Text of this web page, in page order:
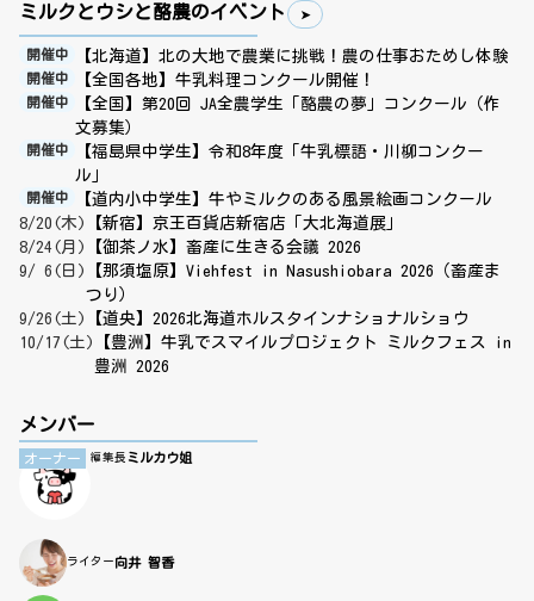
ミルクとウシと酪農のイベント
開催中 【北海道】北の大地で農業に挑戦！農の仕事おためし体験
開催中 【全国各地】牛乳料理コンクール開催！
開催中
【全国】第20回 JA全農学生「酪農の夢」コンクール（作
文募集）
開催中
【福島県中学生】令和8年度「牛乳標語・川柳コンクー
ル」
開催中
【道内小中学生】牛やミルクのある風景絵画コンクール
8/20(木)
【新宿】京王百貨店新宿店「大北海道展」
8/24(月)
【御茶ノ水】畜産に生きる会議 2026
9/ 6(日)
【那須塩原】Viehfest in Nasushiobara 2026（畜産ま
つり）
9/26(土)
【道央】2026北海道ホルスタインナショナルショウ
10/17(土)
【豊洲】牛乳でスマイルプロジェクト ミルクフェス in
豊洲 2026
メンバー
オーナー 編集長 ミルカウ姐
ライター 向井 智香